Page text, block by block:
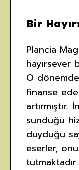
Bir
Plancia
hayırsever
O
finanse
sunduğu
duyduğu
eserler,
tutmaktadır.